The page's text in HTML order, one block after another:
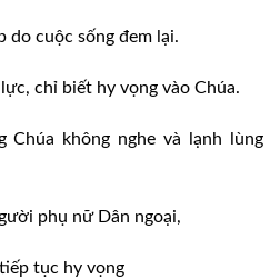
do cuộc sống đem lại.
chỉ biết hy vọng vào Chúa.
Chúa không nghe và lạnh lùng
phụ nữ Dân ngoại,
tục hy vọng